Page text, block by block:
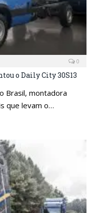
0
o Daily City 30S13
Brasil, montadora
que levam o…